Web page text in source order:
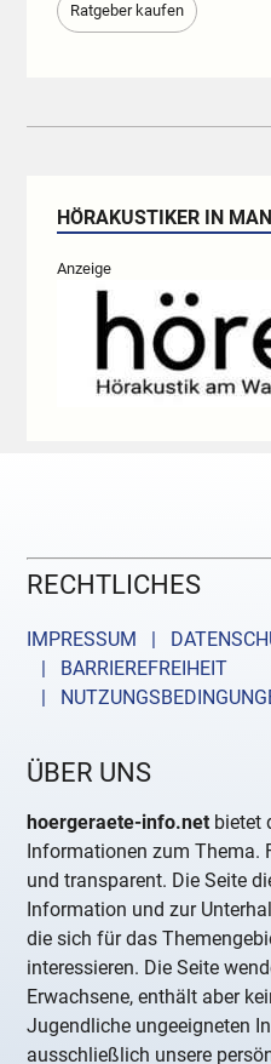
Ratgeber kaufen
HÖRAKUSTIKER IN
Anzeige
RECHTLICHES
IMPRESSUM |
| BARRIEREFREIHEIT
|
ÜBER UNS
hoergeraete-info.net bietet
Informationen zum
und transparent. Die Seite
Information und zur
die sich für das
interessieren. Die Seite
Erwachsene, enthält aber
Jugendliche ungeeigneten
ausschließlich unsere